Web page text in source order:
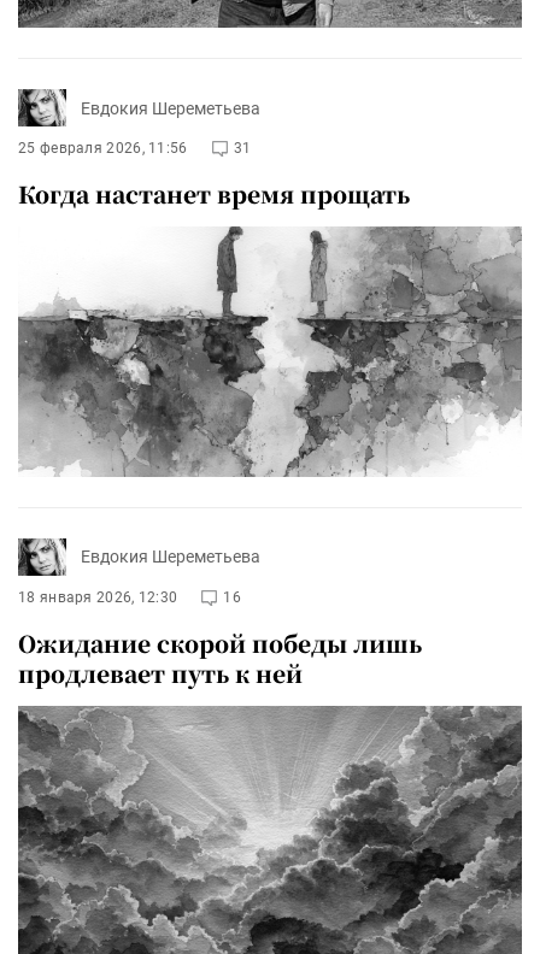
Евдокия Шереметьева
25 февраля 2026, 11:56 31
Когда настанет время прощать
Евдокия Шереметьева
18 января 2026, 12:30 16
Ожидание скорой победы лишь
продлевает путь к ней